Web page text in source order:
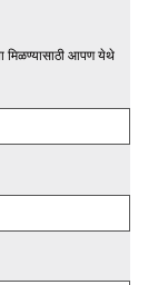
आपण येथे